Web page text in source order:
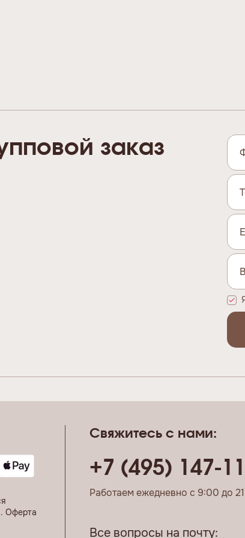
заказ
Оферта
Свяжитесь с нами:
+7 (495) 147-
Работаем ежедневно с 9:00 до
Все вопросы на почту: